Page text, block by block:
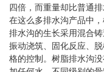
四倍，而重量却比普通排
在这么多排水沟产品中
排水沟的生长采用混合
振动浇筑、固化反应、
格的控制。树脂排水沟